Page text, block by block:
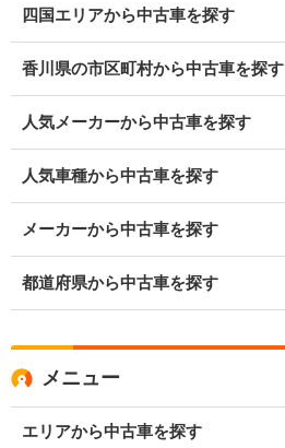
四国エリアから中古車を探す
香川県の市区町村から中古車を探す
人気メーカーから中古車を探す
人気車種から中古車を探す
メーカーから中古車を探す
都道府県から中古車を探す
メニュー
エリアから中古車を探す